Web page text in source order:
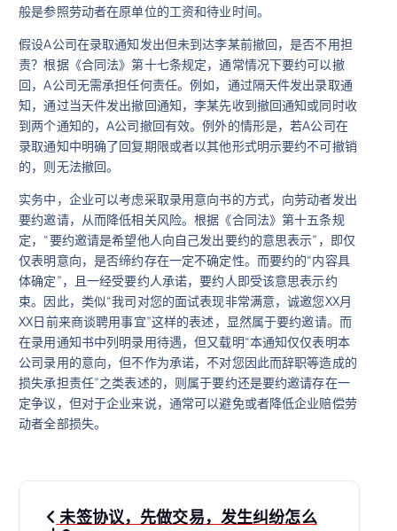
般是参照劳动者在原单位的工资和待业时间。
假设A公司在录取通知发出但未到达李某前撤回，是否不用担
责？根据《合同法》第十七条规定，通常情况下要约可以撤
回，A公司无需承担任何责任。例如，通过隔天件发出录取通
知，通过当天件发出撤回通知，李某先收到撤回通知或同时收
到两个通知的，A公司撤回有效。例外的情形是，若A公司在
录取通知中明确了回复期限或者以其他形式明示要约不可撤销
的，则无法撤回。
实务中，企业可以考虑采取录用意向书的方式，向劳动者发出
要约邀请，从而降低相关风险。根据《合同法》第十五条规
定，“要约邀请是希望他人向自己发出要约的意思表示”，即仅
仅表明意向，是否缔约存在一定不确定性。而要约的“内容具
体确定”，且一经受要约人承诺，要约人即受该意思表示约
束。因此，类似“我司对您的面试表现非常满意，诚邀您XX月
XX日前来商谈聘用事宜”这样的表述，显然属于要约邀请。而
在录用通知书中列明录用待遇，但又载明“本通知仅仅表明本
公司录用的意向，但不作为承诺，不对您因此而辞职等造成的
损失承担责任”之类表述的，则属于要约还是要约邀请存在一
定争议，但对于企业来说，通常可以避免或者降低企业赔偿劳
动者全部损失。
文 未签协议，先做交易，发生纠纷怎么